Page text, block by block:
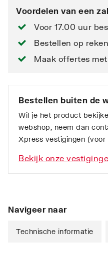
Voordelen van een
Voor 17.00 uur
Bestellen op
Maak offertes
Bestellen buiten de
Wil je het product
webshop, neem dan
Xpress vestigingen (voor
Bekijk onze
Navigeer naar
Technische informatie